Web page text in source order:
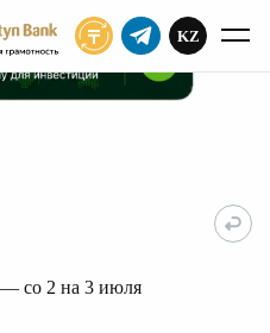
KZ
со 2 на 3 июля